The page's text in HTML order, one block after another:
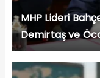
MHP Lideri
Demirtaş ve